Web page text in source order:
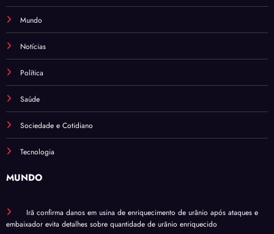
Mundo
Notícias
Política
Saúde
Sociedade e Cotidiano
Tecnologia
MUNDO
Irã confirma danos em usina de enriquecimento de urânio após ataques e
embaixador evita detalhes sobre quantidade de urânio enriquecido